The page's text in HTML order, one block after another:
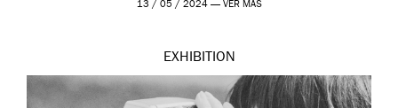
13 / 05 / 2024 — VER MÁS
EXHIBITION